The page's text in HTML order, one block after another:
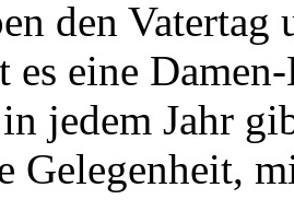
den
es eine
jedem Jahr
Gelegenheit,